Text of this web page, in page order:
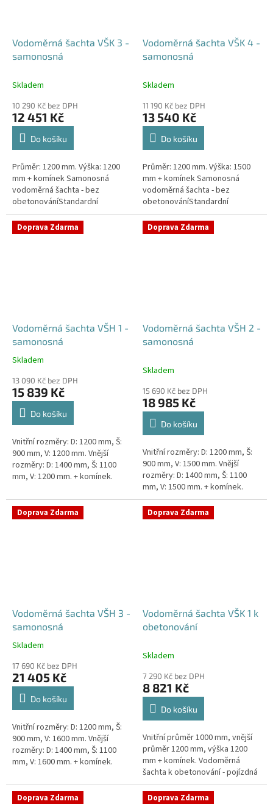
Vodoměrná šachta VŠK 3 -
samonosná
Skladem
10 290 Kč bez DPH
12 451 Kč
Do košíku
Průměr: 1200 mm. Výška: 1200
mm + komínek Samonosná
vodoměrná šachta - bez
obetonováníStandardní
prostupy šachty DN32 (jiné na
přání) Doba dodání 10-14 dní.
Český výrobek!...
Vodoměrná šachta VŠK 4 -
samonosná
Skladem
11 190 Kč bez DPH
13 540 Kč
Do košíku
Průměr: 1200 mm. Výška: 1500
mm + komínek Samonosná
vodoměrná šachta - bez
obetonováníStandardní
prostupy šachty DN32 (jiné na
přání) Doba dodání 10-14 dní.
Český výrobek!...
Doprava Zdarma
Vodoměrná šachta VŠH 1 -
samonosná
Průměrné
produktu
je
4,6
hvězdiček.
Skladem
13 090 Kč bez DPH
15 839 Kč
Do košíku
Vnitřní rozměry: D: 1200 mm, Š:
900 mm, V: 1200 mm. Vnější
rozměry: D: 1400 mm, Š: 1100
mm, V: 1200 mm. + komínek.
bez obetonováníStandardní...
Doprava Zdarma
Vodoměrná šachta VŠH 2 -
samonosná
Skladem
15 690 Kč bez DPH
18 985 Kč
Do košíku
Vnitřní rozměry: D: 1200 mm, Š:
900 mm, V: 1500 mm. Vnější
rozměry: D: 1400 mm, Š: 1100
mm, V: 1500 mm. + komínek.
Samonosná vodoměrná šachta -
bez obetonováníStandardní...
Doprava Zdarma
Vodoměrná šachta VŠH 3 -
samonosná
Průměrné
produktu
je
5,0
hvězdiček.
Skladem
17 690 Kč bez DPH
21 405 Kč
Do košíku
Vnitřní rozměry: D: 1200 mm, Š:
900 mm, V: 1600 mm. Vnější
rozměry: D: 1400 mm, Š: 1100
mm, V: 1600 mm. + komínek.
bez obetonováníStandardní...
Doprava Zdarma
Vodoměrná šachta VŠK 1 k
obetonování
Skladem
7 290 Kč bez DPH
8 821 Kč
Do košíku
Vnitřní průměr 1000 mm, vnější
průměr 1200 mm, výška 1200
mm + komínek. Vodoměrná
šachta k obetonování - pojízdná
i pod parkovací stáníStandardní
prostupy šachty DN32 (jiné na...
Doprava Zdarma Doprava Zdarma